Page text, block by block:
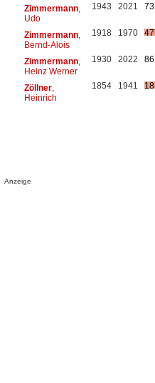
Zimmermann,
Udo
1943 2021 73
Zimmermann,
Bernd-Alois
1918 1970 47
Zimmermann,
Heinz Werner
1930 2022 86
Zöllner,
Heinrich
1854 1941 18
Anzeige